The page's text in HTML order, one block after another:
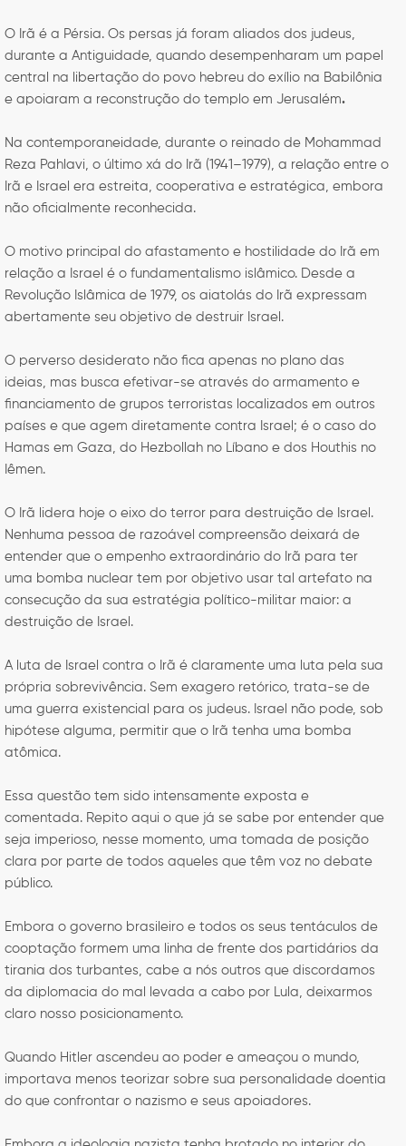
O Irã é a Pérsia. Os persas já foram aliados dos judeus,
durante a Antiguidade, quando desempenharam um papel
central na libertação do povo hebreu do exílio na Babilônia
e apoiaram a reconstrução do templo em Jerusalém.
Na contemporaneidade, durante o reinado de Mohammad
Reza Pahlavi, o último xá do Irã (1941–1979), a relação entre o
Irã e Israel era estreita, cooperativa e estratégica, embora
não oficialmente reconhecida.
O motivo principal do afastamento e hostilidade do Irã em
relação a Israel é o fundamentalismo islâmico. Desde a
Revolução Islâmica de 1979, os aiatolás do Irã expressam
abertamente seu objetivo de destruir Israel.
O perverso desiderato não fica apenas no plano das
ideias, mas busca efetivar-se através do armamento e
financiamento de grupos terroristas localizados em outros
países e que agem diretamente contra Israel; é o caso do
Hamas em Gaza, do Hezbollah no Líbano e dos Houthis no
Iêmen.
O Irã lidera hoje o eixo do terror para destruição de Israel.
Nenhuma pessoa de razoável compreensão deixará de
entender que o empenho extraordinário do Irã para ter
uma bomba nuclear tem por objetivo usar tal artefato na
consecução da sua estratégia político-militar maior: a
destruição de Israel.
A luta de Israel contra o Irã é claramente uma luta pela sua
própria sobrevivência. Sem exagero retórico, trata-se de
uma guerra existencial para os judeus. Israel não pode, sob
hipótese alguma, permitir que o Irã tenha uma bomba
atômica.
Essa questão tem sido intensamente exposta e
comentada. Repito aqui o que já se sabe por entender que
seja imperioso, nesse momento, uma tomada de posição
clara por parte de todos aqueles que têm voz no debate
público.
Embora o governo brasileiro e todos os seus tentáculos de
cooptação formem uma linha de frente dos partidários da
tirania dos turbantes, cabe a nós outros que discordamos
da diplomacia do mal levada a cabo por Lula, deixarmos
claro nosso posicionamento.
Quando Hitler ascendeu ao poder e ameaçou o mundo,
importava menos teorizar sobre sua personalidade doentia
do que confrontar o nazismo e seus apoiadores.